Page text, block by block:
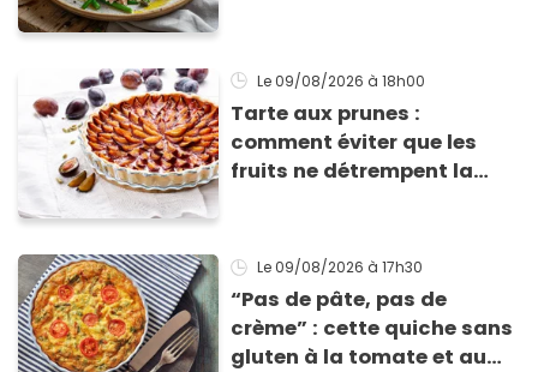
Le 09/08/2026 à 18h00
Tarte aux prunes :
comment éviter que les
fruits ne détrempent la
Le 09/08/2026 à 17h30
“Pas de pâte, pas de
crème” : cette quiche sans
gluten à la tomate et au